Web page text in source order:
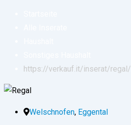
https://verkauf.it/inserat/regal/
Welschnofen, Eggental